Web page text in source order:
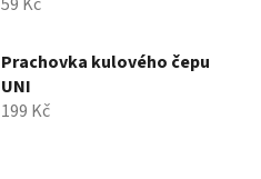
Prachovka kulového čepu
UNI
199 Kč